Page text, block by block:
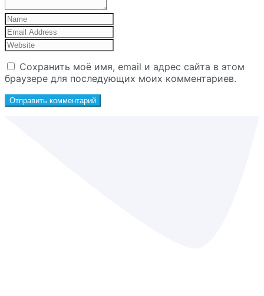
Сохранить моё имя, email и адрес сайта в этом
браузере для последующих моих комментариев.